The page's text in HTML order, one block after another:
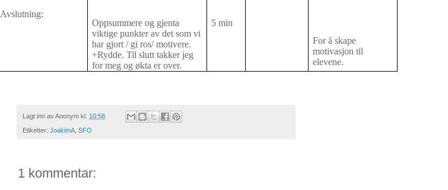
Avslutning:
Oppsummere og gjenta
viktige punkter av det som vi
har gjort / gi ros/ motivere.
+Rydde. Til slutt takker jeg
for meg og økta er over.
5 min
For å skape
motivasjon til
elevene.
Lagt inn avAnonym kl. 10:58
Etiketter: JoakimA SFO
1 kommentar: